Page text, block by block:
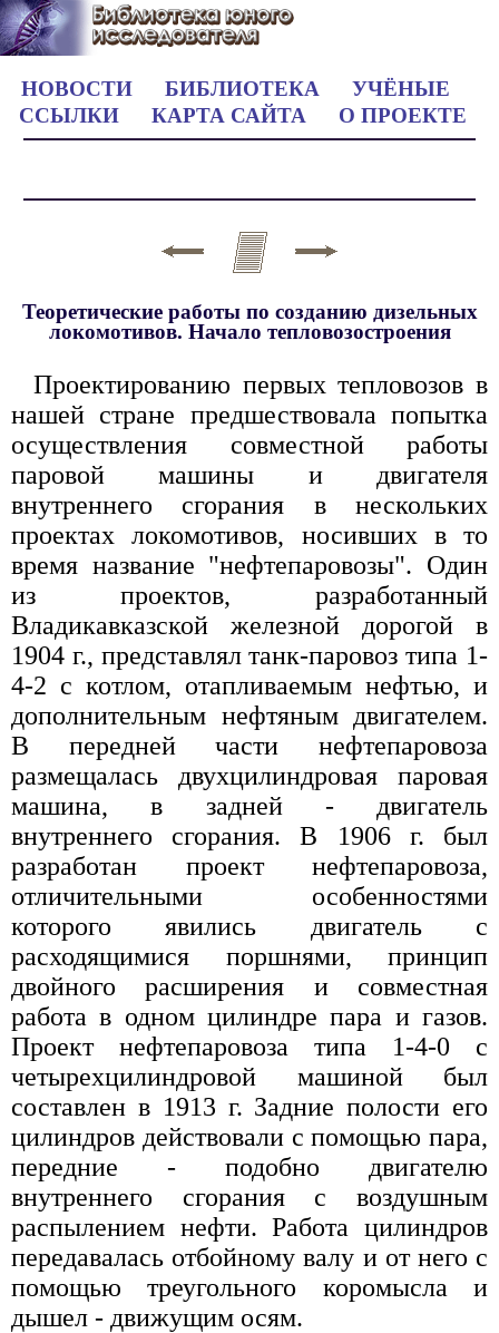
НОВОСТИ БИБЛИОТЕКА
УЧЁНЫЕ
ССЫЛКИ
КАРТА САЙТА О ПРОЕКТЕ
Теоретические работы по созданию дизельных
локомотивов. Начало тепловозостроения
Проектированию первых тепловозов в
нашей стране предшествовала попытка
осуществления совместной работы
паровой машины и двигателя
внутреннего сгорания в нескольких
проектах локомотивов, носивших в то
время название "нефтепаровозы". Один
из проектов, разработанный
Владикавказской железной дорогой в
1904 г., представлял танк-паровоз типа 1-
4-2 с котлом, отапливаемым нефтью, и
дополнительным нефтяным двигателем.
В передней части нефтепаровоза
размещалась двухцилиндровая паровая
машина, в задней - двигатель
внутреннего сгорания. В 1906 г. был
разработан проект нефтепаровоза,
отличительными особенностями
которого явились двигатель с
расходящимися поршнями, принцип
двойного расширения и совместная
работа в одном цилиндре пара и газов.
Проект нефтепаровоза типа 1-4-0 с
четырехцилиндровой машиной был
составлен в 1913 г. Задние полости его
цилиндров действовали с помощью пара,
передние - подобно двигателю
внутреннего сгорания с воздушным
распылением нефти. Работа цилиндров
передавалась отбойному валу и от него с
помощью треугольного коромысла и
дышел - движущим осям.